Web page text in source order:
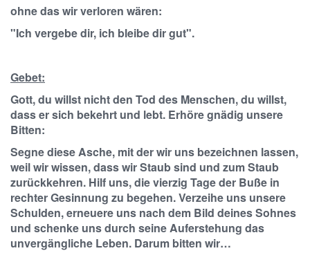
ohne das wir verloren wären:
"Ich vergebe dir, ich bleibe dir gut".
Gebet:
Gott, du willst nicht den Tod des Menschen, du willst,
dass er sich bekehrt und lebt. Erhöre gnädig unsere
Bitten:
Segne diese Asche, mit der wir uns bezeichnen lassen,
weil wir wissen, dass wir Staub sind und zum Staub
zurückkehren. Hilf uns, die vierzig Tage der Buße in
rechter Gesinnung zu begehen. Verzeihe uns unsere
Schulden, erneuere uns nach dem Bild deines Sohnes
und schenke uns durch seine Auferstehung das
unvergängliche Leben. Darum bitten wir…